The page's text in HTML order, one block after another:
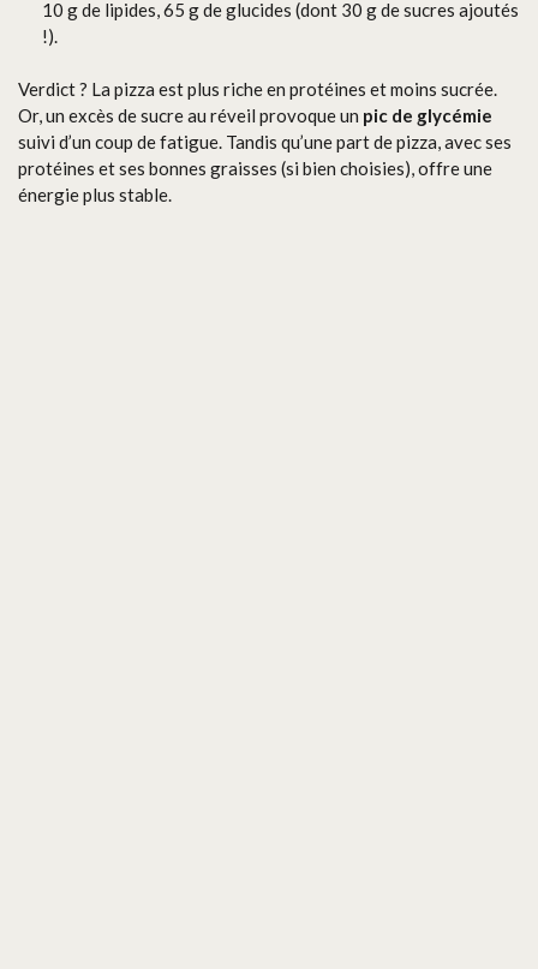
10 g de lipides, 65 g de glucides (dont 30 g de sucres ajoutés
!).
Verdict ? La pizza est plus riche en protéines et moins sucrée.
Or, un excès de sucre au réveil provoque un pic de glycémie
suivi d’un coup de fatigue. Tandis qu’une part de pizza, avec ses
protéines et ses bonnes graisses (si bien choisies), offre une
énergie plus stable.